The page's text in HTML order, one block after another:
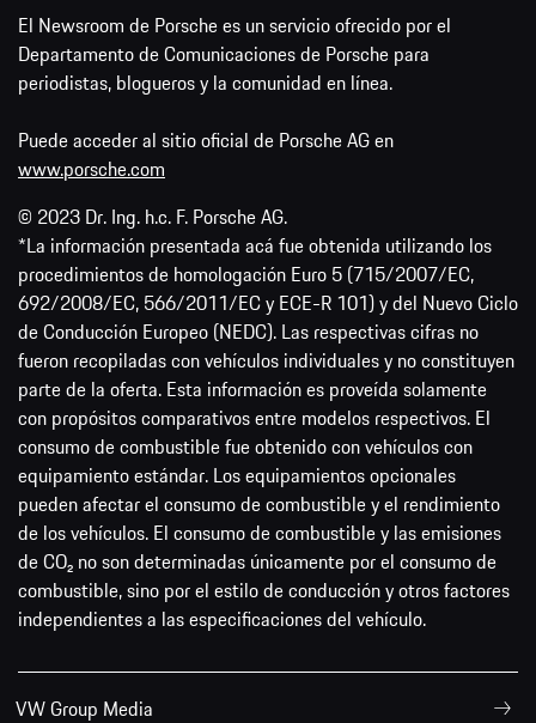
El Newsroom de Porsche es un servicio ofrecido por el
Departamento de Comunicaciones de Porsche para
periodistas, blogueros y la comunidad en línea.
Puede acceder al sitio oficial de Porsche AG en
www.porsche.com
© 2023 Dr. Ing. h.c. F. Porsche AG.
*La información presentada acá fue obtenida utilizando los
procedimientos de homologación Euro 5 (715/2007/EC,
692/2008/EC, 566/2011/EC y ECE-R 101) y del Nuevo Ciclo
de Conducción Europeo (NEDC). Las respectivas cifras no
fueron recopiladas con vehículos individuales y no constituyen
parte de la oferta. Esta información es proveída solamente
con propósitos comparativos entre modelos respectivos. El
consumo de combustible fue obtenido con vehículos con
equipamiento estándar. Los equipamientos opcionales
pueden afectar el consumo de combustible y el rendimiento
de los vehículos. El consumo de combustible y las emisiones
de CO₂ no son determinadas únicamente por el consumo de
combustible, sino por el estilo de conducción y otros factores
independientes a las especificaciones del vehículo.
VW Group Media